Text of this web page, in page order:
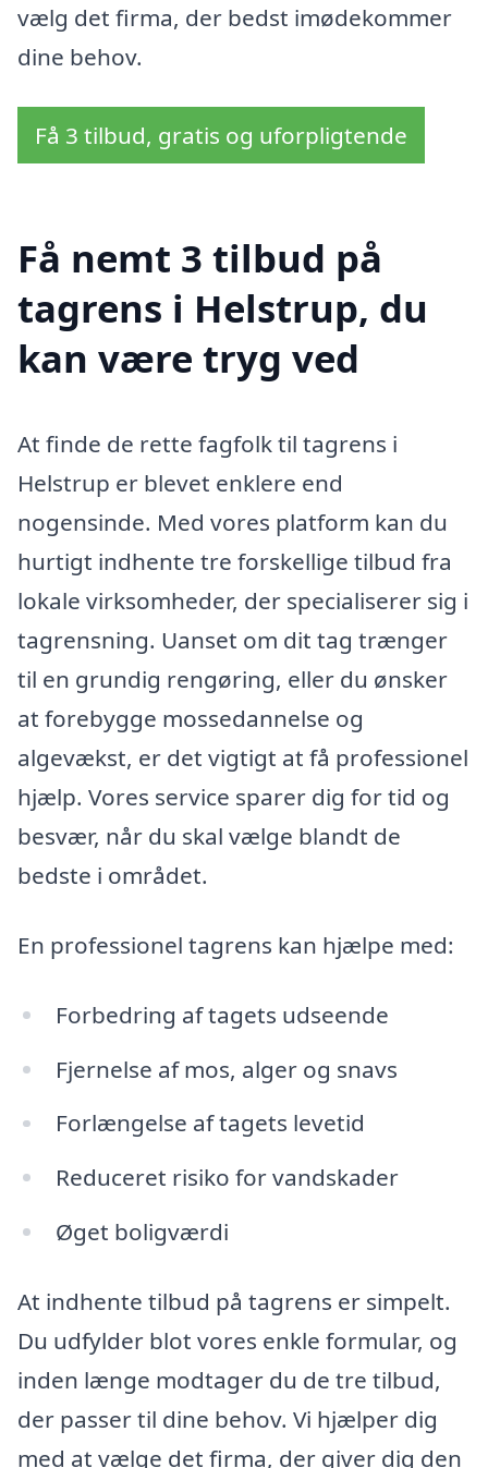
vælg det firma, der bedst imødekommer
dine behov.
Få 3 tilbud, gratis og uforpligtende
Få nemt 3 tilbud på
tagrens i Helstrup, du
kan være tryg ved
At finde de rette fagfolk til tagrens i
Helstrup er blevet enklere end
nogensinde. Med vores platform kan du
hurtigt indhente tre forskellige tilbud fra
lokale virksomheder, der specialiserer sig i
tagrensning. Uanset om dit tag trænger
til en grundig rengøring, eller du ønsker
at forebygge mossedannelse og
algevækst, er det vigtigt at få professionel
hjælp. Vores service sparer dig for tid og
besvær, når du skal vælge blandt de
bedste i området.
En professionel tagrens kan hjælpe med:
Forbedring af tagets udseende
Fjernelse af mos, alger og snavs
Forlængelse af tagets levetid
Reduceret risiko for vandskader
Øget boligværdi
At indhente tilbud på tagrens er simpelt.
Du udfylder blot vores enkle formular, og
inden længe modtager du de tre tilbud,
der passer til dine behov. Vi hjælper dig
med at vælge det firma, der giver dig den